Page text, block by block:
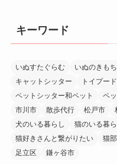
キーワード
いぬすたぐらむ いぬのきもち
キャットシッター
トイプー
ペットシッター和ペット
ペ
市川市
散歩代行 松戸市
犬のいる暮らし
猫のいる暮
猫好きさんと繋がりたい
猫部
足立区
鎌ヶ谷市